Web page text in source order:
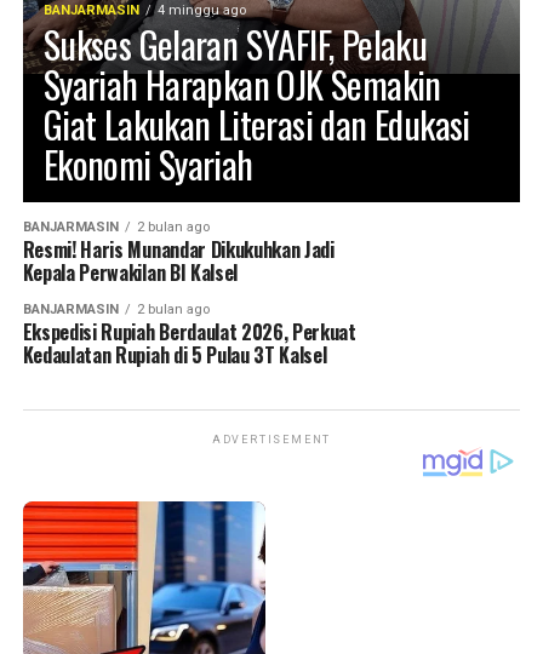
BANJARMASIN 4 minggu ago
Sukses Gelaran SYAFIF, Pelaku
Syariah Harapkan OJK Semakin
Giat Lakukan Literasi dan Edukasi
Ekonomi Syariah
BANJARMASIN 2 bulan ago
Resmi! Haris Munandar Dikukuhkan Jadi
Kepala Perwakilan BI Kalsel
BANJARMASIN 2 bulan ago
Ekspedisi Rupiah Berdaulat 2026, Perkuat
Kedaulatan Rupiah di 5 Pulau 3T Kalsel
ADVERTISEMENT